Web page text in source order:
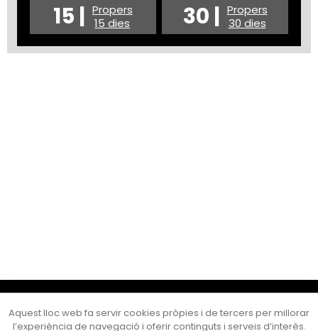
15 | Propers
15 dies
30 | Propers
30 dies
Cultura Mataró
Ajuntament de Mataró
Aquest lloc web fa servir cookies pròpies i de tercers per millorar
l’experiència de navegació i oferir continguts i serveis d’interès.